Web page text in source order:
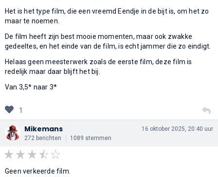
Het is het type film, die een vreemd Eendje in de bijt is, om het zo
maar te noemen.
De film heeft zijn best mooie momenten, maar ook zwakke
gedeeltes, en het einde van de film, is echt jammer die zo eindigt.
Helaas geen meesterwerk zoals de eerste film, deze film is
redelijk maar daar blijft het bij.
Van 3,5* naar 3*
1
Mikemans
272 berichten 1089 stemmen
16 oktober 2025, 20:40 uur
Geen verkeerde film.